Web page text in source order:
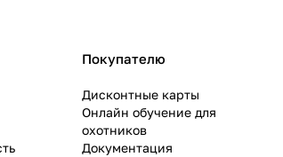
Покупателю
Дисконтные карты
Онлайн обучение для
охотников
Документация